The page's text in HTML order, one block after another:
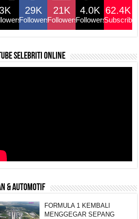
29K
Followers
21K
Followers
4.0K
Followers
62.4K
Subscribers
selebriti online
& AUTOMOTIF
FORMULA 1 KEMBALI
MENGGEGAR SEPANG